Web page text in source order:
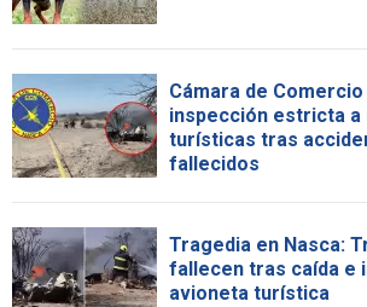
Cámara de
inspección estricta a
turísticas tras
fallecidos
Tragedia en Nasca:
fallecen tras caída e
avioneta turística